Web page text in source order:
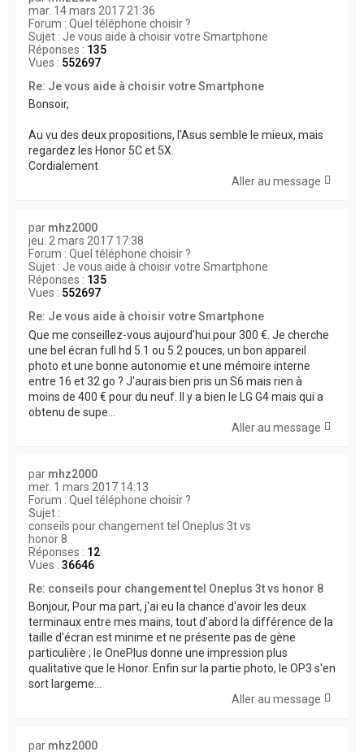
mar. 14 mars 2017 21:36
Forum : Quel téléphone choisir ?
Sujet : Je vous aide à choisir votre Smartphone
Réponses : 135
Vues : 552697
Re: Je vous aide à choisir votre Smartphone
Bonsoir,
Au vu des deux propositions, l'Asus semble le mieux, mais
regardez les Honor 5C et 5X.
Cordialement
Aller au message
par mhz2000
jeu. 2 mars 2017 17:38
Forum : Quel téléphone choisir ?
Sujet : Je vous aide à choisir votre Smartphone
Réponses : 135
Vues : 552697
Re: Je vous aide à choisir votre Smartphone
Que me conseillez-vous aujourd'hui pour 300 €. Je cherche
une bel écran full hd 5.1 ou 5.2 pouces, un bon appareil
photo et une bonne autonomie et une mémoire interne
entre 16 et 32 go ? J'aurais bien pris un S6 mais rien à
moins de 400 € pour du neuf. Il y a bien le LG G4 mais qui a
obtenu de supe...
Aller au message
par mhz2000
mer. 1 mars 2017 14:13
Forum : Quel téléphone choisir ?
Sujet :
conseils pour changement tel Oneplus 3t vs
honor 8
Réponses : 12
Vues : 36646
Re: conseils pour changement tel Oneplus 3t vs honor 8
Bonjour, Pour ma part, j'ai eu la chance d'avoir les deux
terminaux entre mes mains, tout d'abord la différence de la
taille d'écran est minime et ne présente pas de gène
particulière ; le OnePlus donne une impression plus
qualitative que le Honor. Enfin sur la partie photo, le OP3 s'en
sort largeme...
Aller au message
par mhz2000